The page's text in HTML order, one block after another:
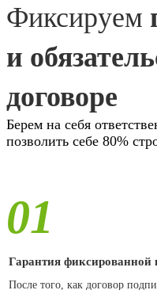
Фиксируем
и
договоре
Берем на себя
позволить себе 80%
01
Гарантия фиксированной
После того, как договор